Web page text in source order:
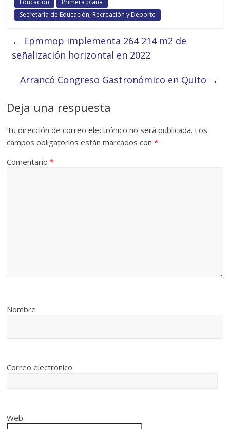
Educación
Primera plana
Secretaría de Educación, Recreación y Deporte
← Epmmop implementa 264 214 m2 de
señalización horizontal en 2022
Arrancó Congreso Gastronómico en Quito →
Deja una respuesta
Tu dirección de correo electrónico no será publicada. Los
campos obligatorios están marcados con*
Comentario*
Nombre
Correo electrónico
Web